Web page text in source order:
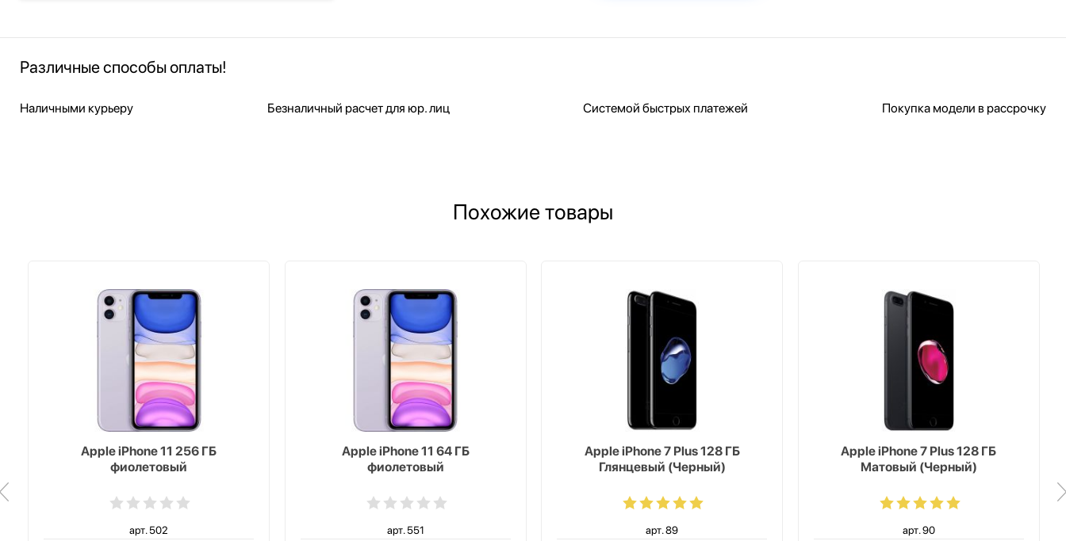
Различные способы оплаты!
Наличными курьеру Безналичный расчет для юр. лиц Системой быстрых платежей Покупка модели в рассрочку
Похожие товары
Apple iPhone 11 256 ГБ
фиолетовый
арт. 502
Apple iPhone 11 64 ГБ
фиолетовый
арт. 551
Apple iPhone 7 Plus 128 ГБ
Глянцевый (Черный)
арт. 89
Apple iPhone 7 Plus 128 ГБ
Матовый (Черный)
арт. 90